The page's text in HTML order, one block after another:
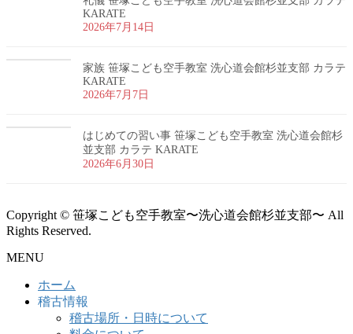
KARATE
2026年7月14日
家族 笹塚こども空手教室 洗心道会館杉並支部 カラテ
KARATE
2026年7月7日
はじめての習い事 笹塚こども空手教室 洗心道会館杉
並支部 カラテ KARATE
2026年6月30日
Copyright © 笹塚こども空手教室〜洗心道会館杉並支部〜 All
Rights Reserved.
MENU
ホーム
稽古情報
稽古場所・日時について